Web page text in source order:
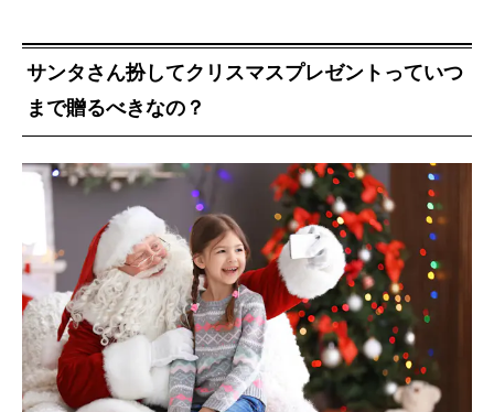
サンタさん扮してクリスマスプレゼントっていつ
まで贈るべきなの？